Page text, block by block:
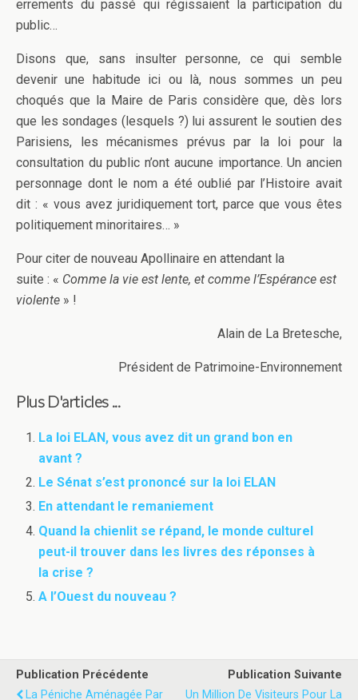
errements du passé qui régissaient la participation du
public…
Disons que, sans insulter personne, ce qui semble
devenir une habitude ici ou là, nous sommes un peu
choqués que la Maire de Paris considère que, dès lors
que les sondages (lesquels ?) lui assurent le soutien des
Parisiens, les mécanismes prévus par la loi pour la
consultation du public n’ont aucune importance. Un ancien
personnage dont le nom a été oublié par l’Histoire avait
dit : « vous avez juridiquement tort, parce que vous êtes
politiquement minoritaires… »
Pour citer de nouveau Apollinaire en attendant la
suite : « Comme la vie est lente, et comme l’Espérance est
violente » !
Alain de La Bretesche,
Président de Patrimoine-Environnement
Plus D'articles ...
La loi ELAN, vous avez dit un grand bon en
avant ?
Le Sénat s’est prononcé sur la loi ELAN
En attendant le remaniement
Quand la chienlit se répand, le monde culturel
peut-il trouver dans les livres des réponses à
la crise ?
A l’Ouest du nouveau ?
Publication Précédente
La Péniche Aménagée Par
Publication Suivante
Un Million De Visiteurs Pour La